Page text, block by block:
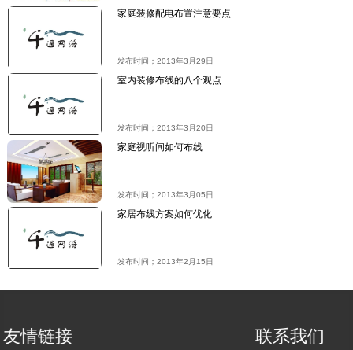
家庭装修配电布置注意要点
发布时间；2013年3月29日
室内装修布线的八个观点
发布时间；2013年3月20日
家庭视听间如何布线
发布时间；2013年3月05日
家居布线方案如何优化
发布时间；2013年2月15日
友情链接 联系我们